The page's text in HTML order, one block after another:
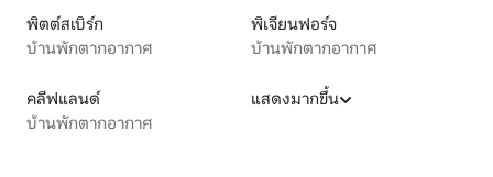
พิตต์สเบิร์ก
บ้านพักตากอากาศ
พิเจียนฟอร์จ
บ้านพักตากอากาศ
คลีฟแลนด์
บ้านพักตากอากาศ
แสดงมากขึ้น